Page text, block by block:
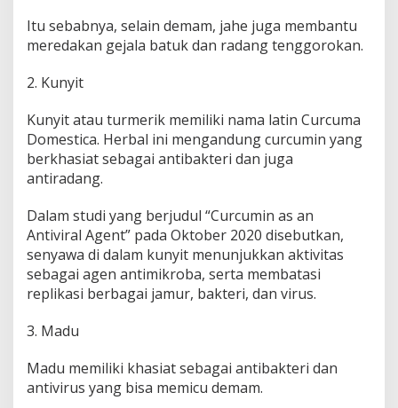
Itu sebabnya, selain demam, jahe juga membantu
meredakan gejala batuk dan radang tenggorokan.
2. Kunyit
Kunyit atau turmerik memiliki nama latin Curcuma
Domestica. Herbal ini mengandung curcumin yang
berkhasiat sebagai antibakteri dan juga
antiradang.
Dalam studi yang berjudul “Curcumin as an
Antiviral Agent” pada Oktober 2020 disebutkan,
senyawa di dalam kunyit menunjukkan aktivitas
sebagai agen antimikroba, serta membatasi
replikasi berbagai jamur, bakteri, dan virus.
3. Madu
Madu memiliki khasiat sebagai antibakteri dan
antivirus yang bisa memicu demam.